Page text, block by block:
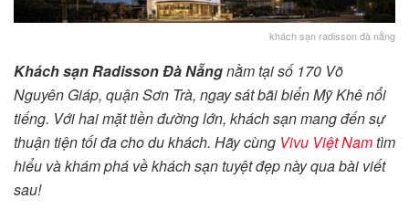
khách sạn radisson đà nẵng
Khách sạn Radisson Đà Nẵngnằm tại số 170 Võ
Nguyên Giáp, quận Sơn Trà, ngay sát bãi biển Mỹ Khê nổi
tiếng. Với hai mặt tiền đường lớn, khách sạn mang đến sự
thuận tiện tối đa cho du khách. Hãy cùng Vivu Việt Namtìm
hiểu và khám phá về khách sạn tuyệt đẹp này qua bài viết
sau!